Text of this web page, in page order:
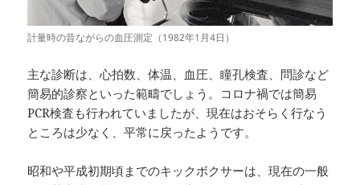
計量時の昔ながらの血圧測定（1982年1月4日）
主な診断は、心拍数、体温、血圧、瞳孔検査、問診など
簡易的診察といった範疇でしょう。コロナ禍では簡易
PCR検査も行われていましたが、現在はおそらく行なう
ところは少なく、平常に戻ったようです。
昭和や平成初期頃までのキックボクサーは、現在の一般